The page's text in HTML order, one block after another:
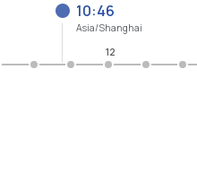
10:46
Asia/Shanghai
12